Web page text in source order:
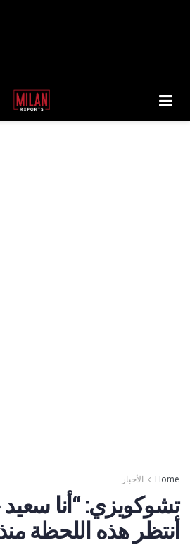
Home الأخبار
تشوكويزي: “أنا
أنتظر هذه اللحظة